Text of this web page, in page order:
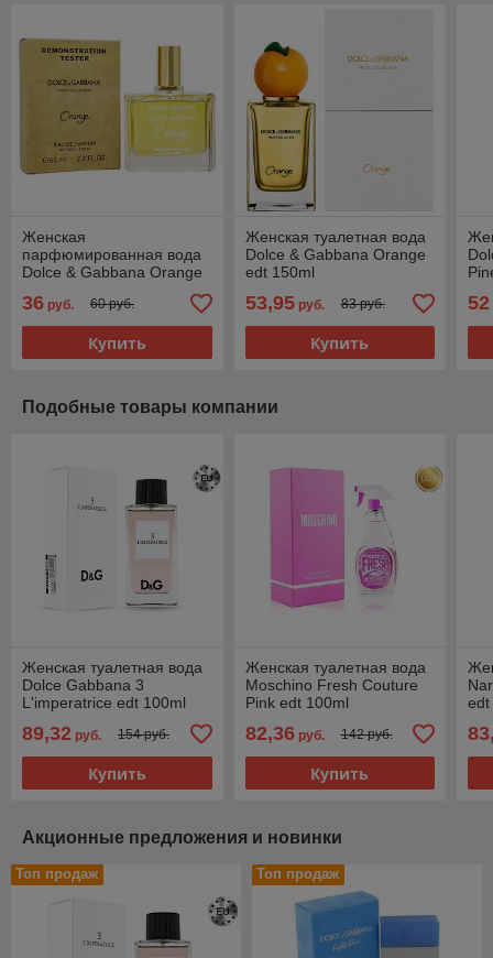
Женская
парфюмированная вода
Dolce & Gabbana Orange
36 руб. 60 руб.
Купить
Женская туалетная вода
Dolce & Gabbana Orange
edt 150ml
53,95руб. 83 руб.
Купить
52
Подобные товары компании
Женская туалетная вода
Dolce Gabbana 3
L'imperatrice edt 100ml
89,32 руб. 154 руб.
Купить
Женская туалетная вода
Moschino Fresh Couture
Pink edt 100ml
82,36руб. 142 руб.
Купить
edt
Акционные предложения и новинки
Топ продаж Топ продаж